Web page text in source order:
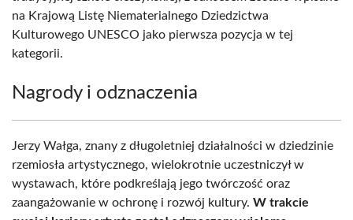
na Krajową Listę Niematerialnego Dziedzictwa
Kulturowego UNESCO jako pierwsza pozycja w tej
kategorii.
Nagrody i odznaczenia
Jerzy Wałga, znany z długoletniej działalności w dziedzinie
rzemiosła artystycznego, wielokrotnie uczestniczył w
wystawach, które podkreślają jego twórczość oraz
zaangażowanie w ochronę i rozwój kultury. W trakcie